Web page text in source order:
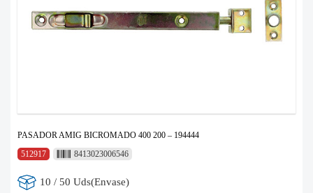
PASADOR AMIG BICROMADO 400 200 – 194444
512917
8413023006546
10 / 50 Uds(Envase)